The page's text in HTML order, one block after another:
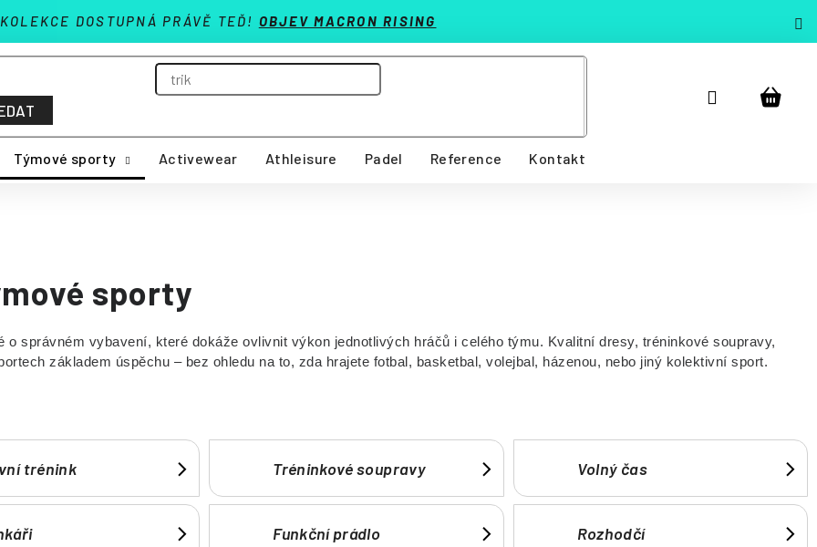
DOSTUPNÁ PRÁVĚ TEĎ! OBJEV MACRON RISING
Přihlášení
Týmové sporty Activewear Athleisure Padel Reference Kontakt
sporty
správném vybavení, které dokáže ovlivnit výkon jednotlivých hráčů i celého týmu. Kvalitní dresy, tréninkové soupravy,
základem úspěchu – bez ohledu na to, zda hrajete fotbal, basketbal, volejbal, házenou, nebo jiný kolektivní sport.
trénink Tréninkové soupravy Volný čas
Funkční prádlo Rozhodčí